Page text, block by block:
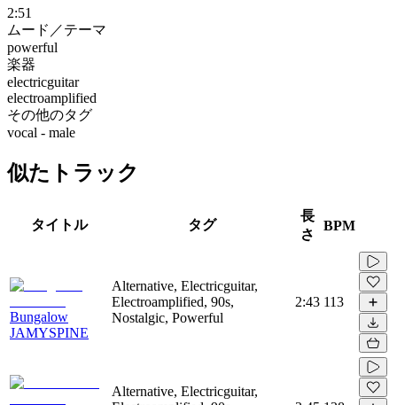
2:51
ムード／テーマ
powerful
楽器
electricguitar
electroamplified
その他のタグ
vocal - male
似たトラック
タイトル タグ
長
さ
BPM
Bungalow
JAMYSPINE
Alternative, Electricguitar,
Electroamplified, 90s,
Nostalgic, Powerful
2:43 113
Alternative, Electricguitar,